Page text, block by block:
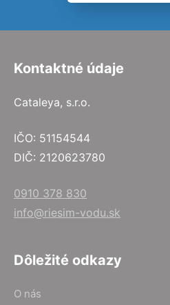
Kontaktné údaje
Cataleya, s.r.o.
IČO: 51154544
DIČ: 2120623780
0910 378 830
info@riesim-vodu.sk
Dôležité odkazy
O nás